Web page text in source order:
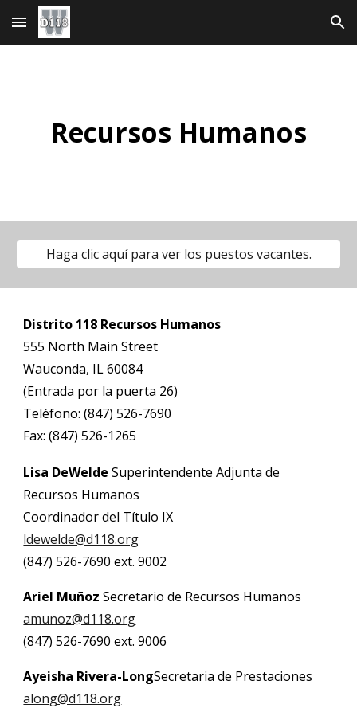
Ir al contenido principal Saltar a la navegación
Recursos Humanos
Haga clic aquí para ver los puestos vacantes.
Distrito 118 Recursos Humanos
555 North Main Street
Wauconda, IL 60084
(Entrada por la puerta 26)
Teléfono: (847) 526-7690
Fax: (847) 526-1265
Lisa DeWeldeSuperintendente Adjunta de
Recursos Humanos
Coordinador del Título IX
ldewelde@d118.org
(847) 526-7690 ext. 9002
Ariel MuñozSecretario de Recursos Humanos
amunoz@d118.org
(847) 526-7690 ext. 9006
Ayeisha Rivera-LongSecretaria de Prestaciones
along@d118.org